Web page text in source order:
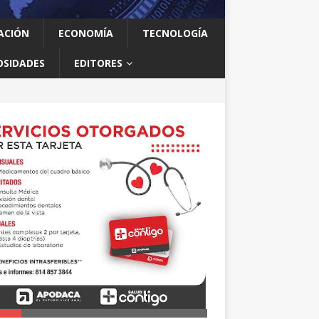
ECONOMÍA TECNOLOGÍA
EDITORES